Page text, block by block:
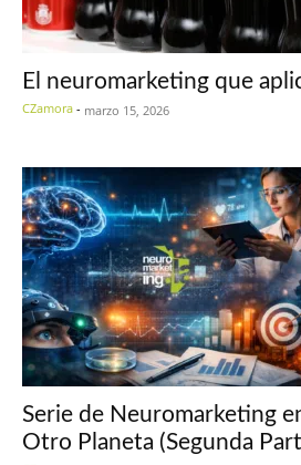
El neuromarketing que
CZamora - marzo 15, 2026
Serie de Neuromarketing
Otro Planeta (Segunda